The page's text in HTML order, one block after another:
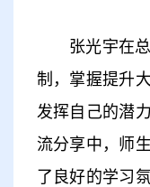
张光宇在总
制，掌握提升
发挥自己的潜
流分享中，师
了良好的学习